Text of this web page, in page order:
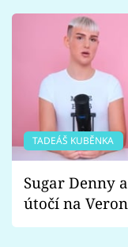
TADEÁŠ KUBĚNKA
Sugar Denny
útočí na
Proč je podle